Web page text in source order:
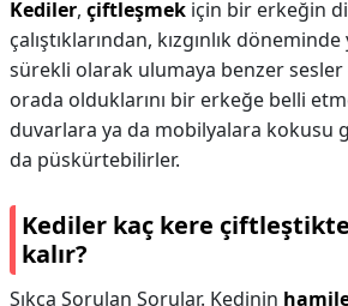
Kediler, çiftleşmek için bir erkeğin
çalıştıklarından, kızgınlık
sürekli olarak ulumaya benzer sesler
orada olduklarını bir erkeğe belli
duvarlara ya da mobilyalara kokusu
da püskürtebilirler.
Kediler kaç kere
kalır?
Sıkça Sorulan Sorular. Kedinin